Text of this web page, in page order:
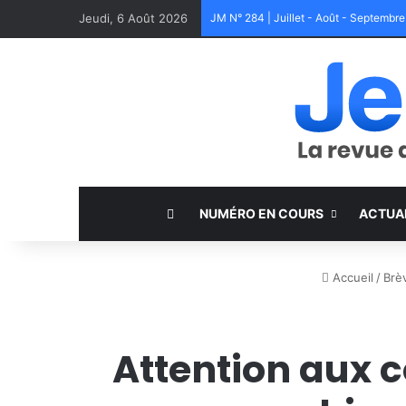
Jeudi, 6 Août 2026 JM N° 284 | Juillet - Août -
NUMÉRO EN COURS
Accueil /
Attention aux